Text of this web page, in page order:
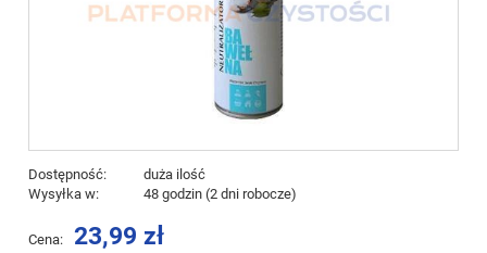
Dostępność:
duża ilość
Wysyłka w:
48 godzin (2 dni robocze)
Cena: 23,99 zł